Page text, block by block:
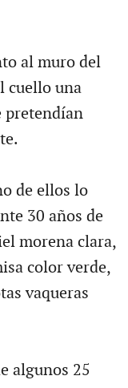
al muro del
cuello una
pretendían
de ellos lo
30 años de
morena clara,
color verde,
vaqueras
algunos 25